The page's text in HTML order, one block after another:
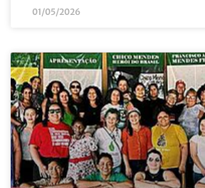
01/05/2026